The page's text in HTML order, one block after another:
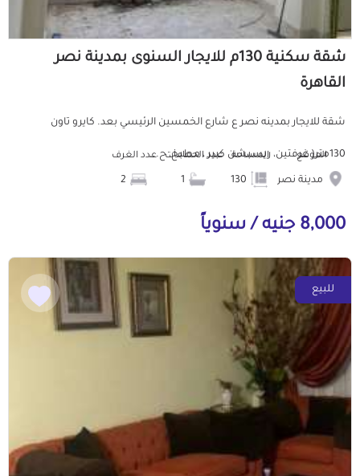
شقة سكنية 130م للايجار السنوى بمدينة نصر
القاهرة
شقة للايجار بمدينه نصر ع شارع الخمسين الرئيسي بعد. كايرو تاون
130متر( غرفتين، ريسبشن كبير ، مطبخ، ح... الموقع
مدينة نصر
المساحة عدد الحمامات عدد الغرف
8,000 جنيه / سنوياً
للبيع